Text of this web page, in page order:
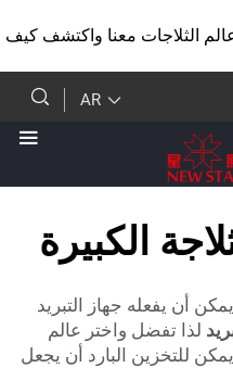
معنا واكتشف كيف
جهاز التبريد
واختر عالم
البارد أن يجعل